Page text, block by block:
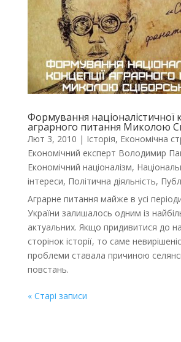
Формування націоналістичної
аграрного питання Миколою
Лют 3, 2010 | Історія, Економічна
Економічний експерт Володимир
Економічний націоналізм,
інтереси, Політична діяльність,
Аграрне питання майже в усі
України залишалось одним із
актуальних. Якщо придивитися до
сторінок історії, то саме
проблеми ставала причиною
повстань.
« Старі записи